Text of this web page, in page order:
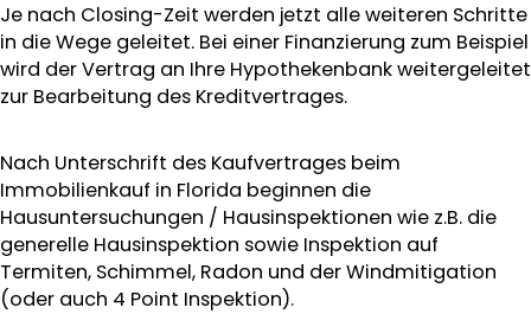
Je nach Closing-Zeit werden jetzt alle weiteren Schritte
in die Wege geleitet. Bei einer Finanzierung zum Beispiel
wird der Vertrag an Ihre Hypothekenbank weitergeleitet
zur Bearbeitung des Kreditvertrages.
Nach Unterschrift des Kaufvertrages beim
Immobilienkauf in Florida beginnen die
Hausuntersuchungen / Hausinspektionen wie z.B. die
generelle Hausinspektion sowie Inspektion auf
Termiten, Schimmel, Radon und der Windmitigation
(oder auch 4 Point Inspektion).